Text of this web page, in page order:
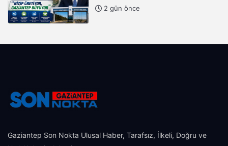
SANAYİCİLERE ÖVGÜ
2 gün önce
Gaziantep Son Nokta Ulusal Haber, Tarafsız, İlkeli, Doğru ve